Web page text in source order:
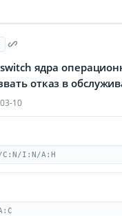
ядра
отказ в
10
C:N/I:N/A:H